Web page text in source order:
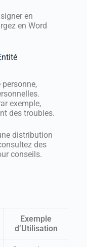
en
en Word
exemple,
des troubles.
distribution
des
conseils.
Exemple
d’Utilisation